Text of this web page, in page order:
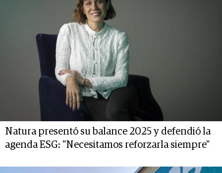
Natura presentó su balance 2025 y defendió la
agenda ESG: "Necesitamos reforzarla siempre"